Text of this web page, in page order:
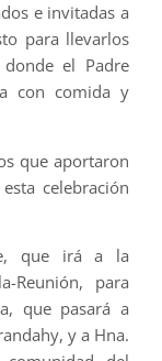
e invitadas a
para llevarlos
el Padre
con comida y
que aportaron
celebración
que irá a la
Reunión, para
que pasará a
y a Hna.